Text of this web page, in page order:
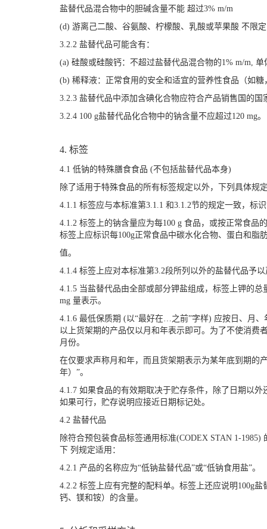
盐替代品混合物中的胆碱含量不能 超过3% m/m
(d) 游离己二酸、谷氨酸、柠檬酸、乳酸或苹果酸 不限定
3.2.2 盐替代品可能含有：
(a) 硅酸或硅酸钙：不超过盐替代品混合物的1% m/m, 单
(b) 稀释液：正常食用的安全和适宜的营养性食品（如糖
3.2.3 盐替代品中添加含碘化合物应符合产品销售国的国
3.2.4 100 g盐替代品化合物中的钠含量不应超过120 mg。
4. 标签
4.1 低钠的特殊膳食食品 (不包括盐替代品本身)
除了适用于特殊食品的所有标签规定以外，下列具体规
4.1.1 标签应与本标准第3.1.1 和3.1.2节的规定一致，标
4.1.2 标签上的钠含量应为每100 g 食品，或按正常食品
标签上应标识每100g正常食品中碳水化合物、蛋白和脂
值。
4.1.4 标签上应对本标准第3.2段所列以外的盐替代品予
4.1.5 当盐替代品由全部或部分钾盐组成，标签上钾的总
mg 量表示。
4.1.6 最低保质期 (以“最好在…之前”字样) 应按日、月
以上货架期的产品仅以月和年表示即可。为了不使消费
月份。
在仅要求声称月和年，而且货架期表示为某年底到期的
年）”。
4.1.7 如果食品的有效期取决于贮存条件，除了日期以
如果可行，贮存说明应接近日期标记处。
4.2 盐替代品
除符合预包装食品标签通用标准(CODEX STAN 1-1985)
下 列规定适用：
4.2.1 产品的名称应为“低钠盐替代品”或“低钠食用盐”。
4.2.2 标签上应有完整的配料单。标签上还应说明100g
钙、镁和铵）的含量。